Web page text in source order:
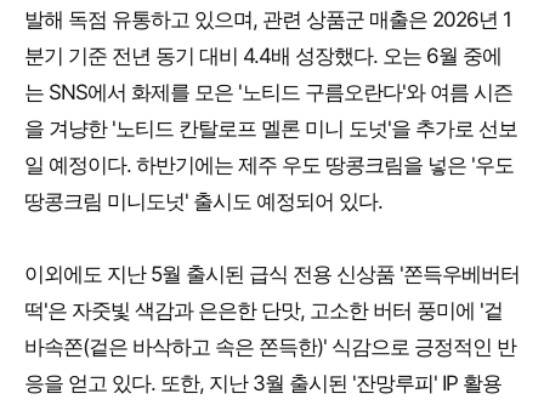
발해 독점 유통하고 있으며, 관련 상품군 매출은 2026년 1
분기 기준 전년 동기 대비 4.4배 성장했다. 오는 6월 중에
는 SNS에서 화제를 모은 '노티드 구름오란다'와 여름 시즌
을 겨냥한 '노티드 칸탈로프 멜론 미니 도넛'을 추가로 선보
일 예정이다. 하반기에는 제주 우도 땅콩크림을 넣은 '우도
땅콩크림 미니도넛' 출시도 예정되어 있다.
이외에도 지난 5월 출시된 급식 전용 신상품 '쫀득우베버터
떡'은 자줏빛 색감과 은은한 단맛, 고소한 버터 풍미에 '겉
바속쫀(겉은 바삭하고 속은 쫀득한)' 식감으로 긍정적인 반
응을 얻고 있다. 또한, 지난 3월 출시된 '잔망루피' IP 활용